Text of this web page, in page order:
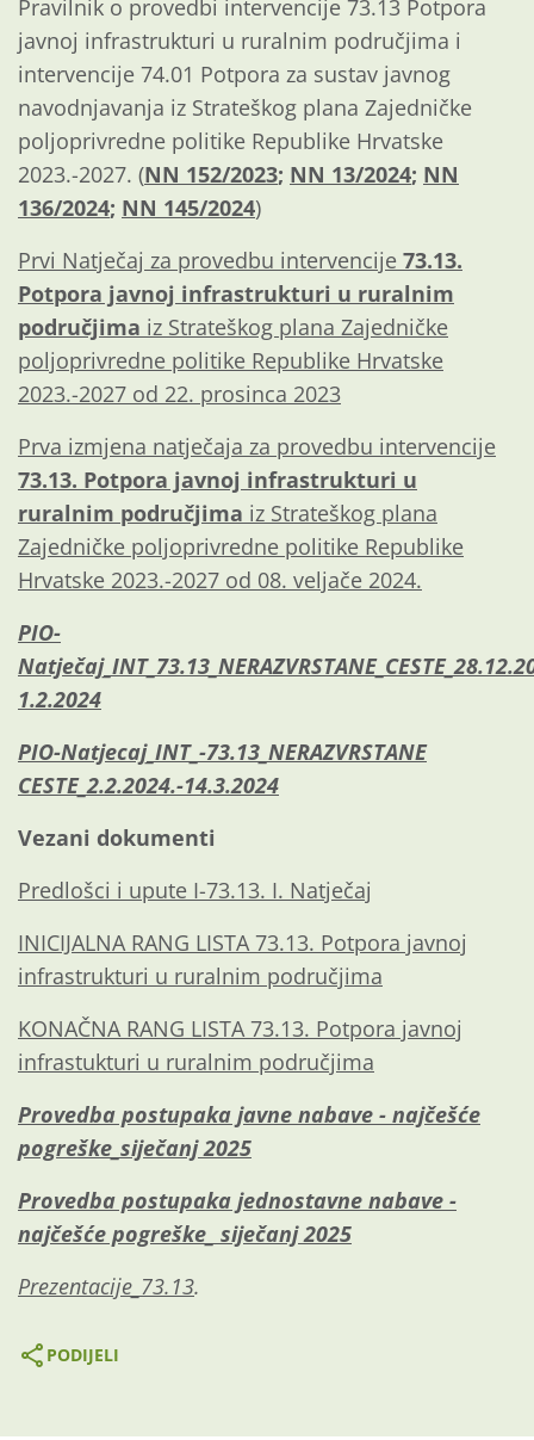
Pravilnik o provedbi intervencije 73.13 Potpora
javnoj infrastrukturi u ruralnim područjima i
intervencije 74.01 Potpora za sustav javnog
navodnjavanja iz Strateškog plana Zajedničke
poljoprivredne politike Republike Hrvatske
2023.-2027. (NN 152/2023; NN 13/2024; NN
136/2024; NN 145/2024)
Prvi Natječaj za provedbu intervencije 73.13.
Potpora javnoj infrastrukturi u ruralnim
područjima iz Strateškog plana Zajedničke
poljoprivredne politike Republike Hrvatske
2023.-2027 od 22. prosinca 2023
Prva izmjena natječaja za provedbu intervencije
73.13. Potpora javnoj infrastrukturi u
ruralnim područjima iz Strateškog plana
Zajedničke poljoprivredne politike Republike
Hrvatske 2023.-2027 od 08. veljače 2024.
PIO-
1.2.2024
PIO-Natjecaj_INT_-73.13_NERAZVRSTANE
CESTE_2.2.2024.-14.3.2024
Vezani dokumenti
Predlošci i upute I-73.13. I. Natječaj
INICIJALNA RANG LISTA 73.13. Potpora javnoj
infrastrukturi u ruralnim područjima
KONAČNA RANG LISTA 73.13. Potpora javnoj
infrastukturi u ruralnim područjima
Provedba postupaka javne nabave - najčešće
pogreške_siječanj 2025
Provedba postupaka jednostavne nabave -
najčešće pogreške_ siječanj 2025
Prezentacije_73.13.
PODIJELI